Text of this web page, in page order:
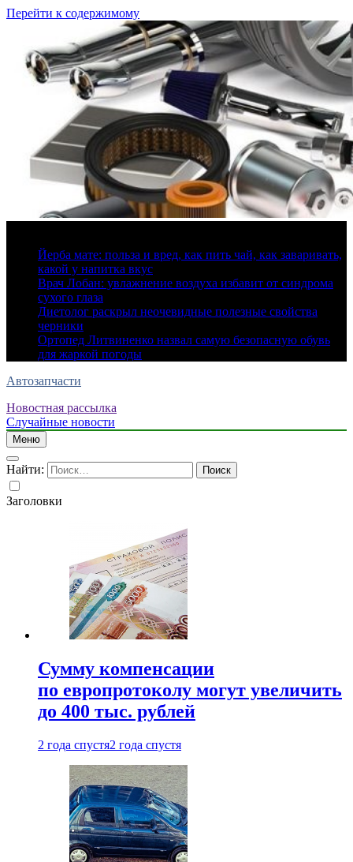
Перейти к содержимому
Йерба мате: польза и вред, как пить чай, как заваривать,
какой у напитка вкус
Врач Лобан: увлажнение воздуха избавит от синдрома
сухого глаза
Диетолог раскрыл неочевидные полезные свойства
черники
Ортопед Литвиненко назвал самую безопасную обувь
для жаркой погоды
Автозапчасти
Новостная рассылка
Случайные новости
Меню
Найти:
Заголовки
Сумму компенсации
по европротоколу могут увеличить
до 400 тыс. рублей
2 года спустя2 года спустя